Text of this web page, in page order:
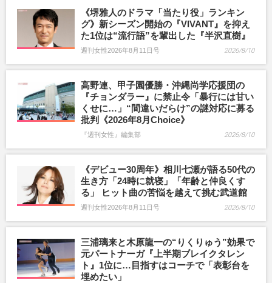
《堺雅人のドラマ「当たり役」ランキン
グ》新シーズン開始の『VIVANT』を抑え
た1位は“流行語”を輩出した『半沢直樹』
週刊女性2026年8月11日号 2026/8/10
高野連、甲子園優勝・沖縄尚学応援団の
『チョンダラー』に禁止令「暴行には甘い
くせに…」“間違いだらけ”の謎対応に募る
批判《2026年8月Choice》
『週刊女性』編集部 2026/8/10
《デビュー30周年》相川七瀬が語る50代の
生き方「24時に就寝」「年齢と仲良くす
る」 ヒット曲の苦悩を越えて挑む武道館
週刊女性2026年8月11日号 2026/8/10
三浦璃来と木原龍一の“りくりゅう”効果で
元パートナーガ『上半期ブレイクタレン
ト』1位に…目指すはコーチで「表彰台を
埋めたい」